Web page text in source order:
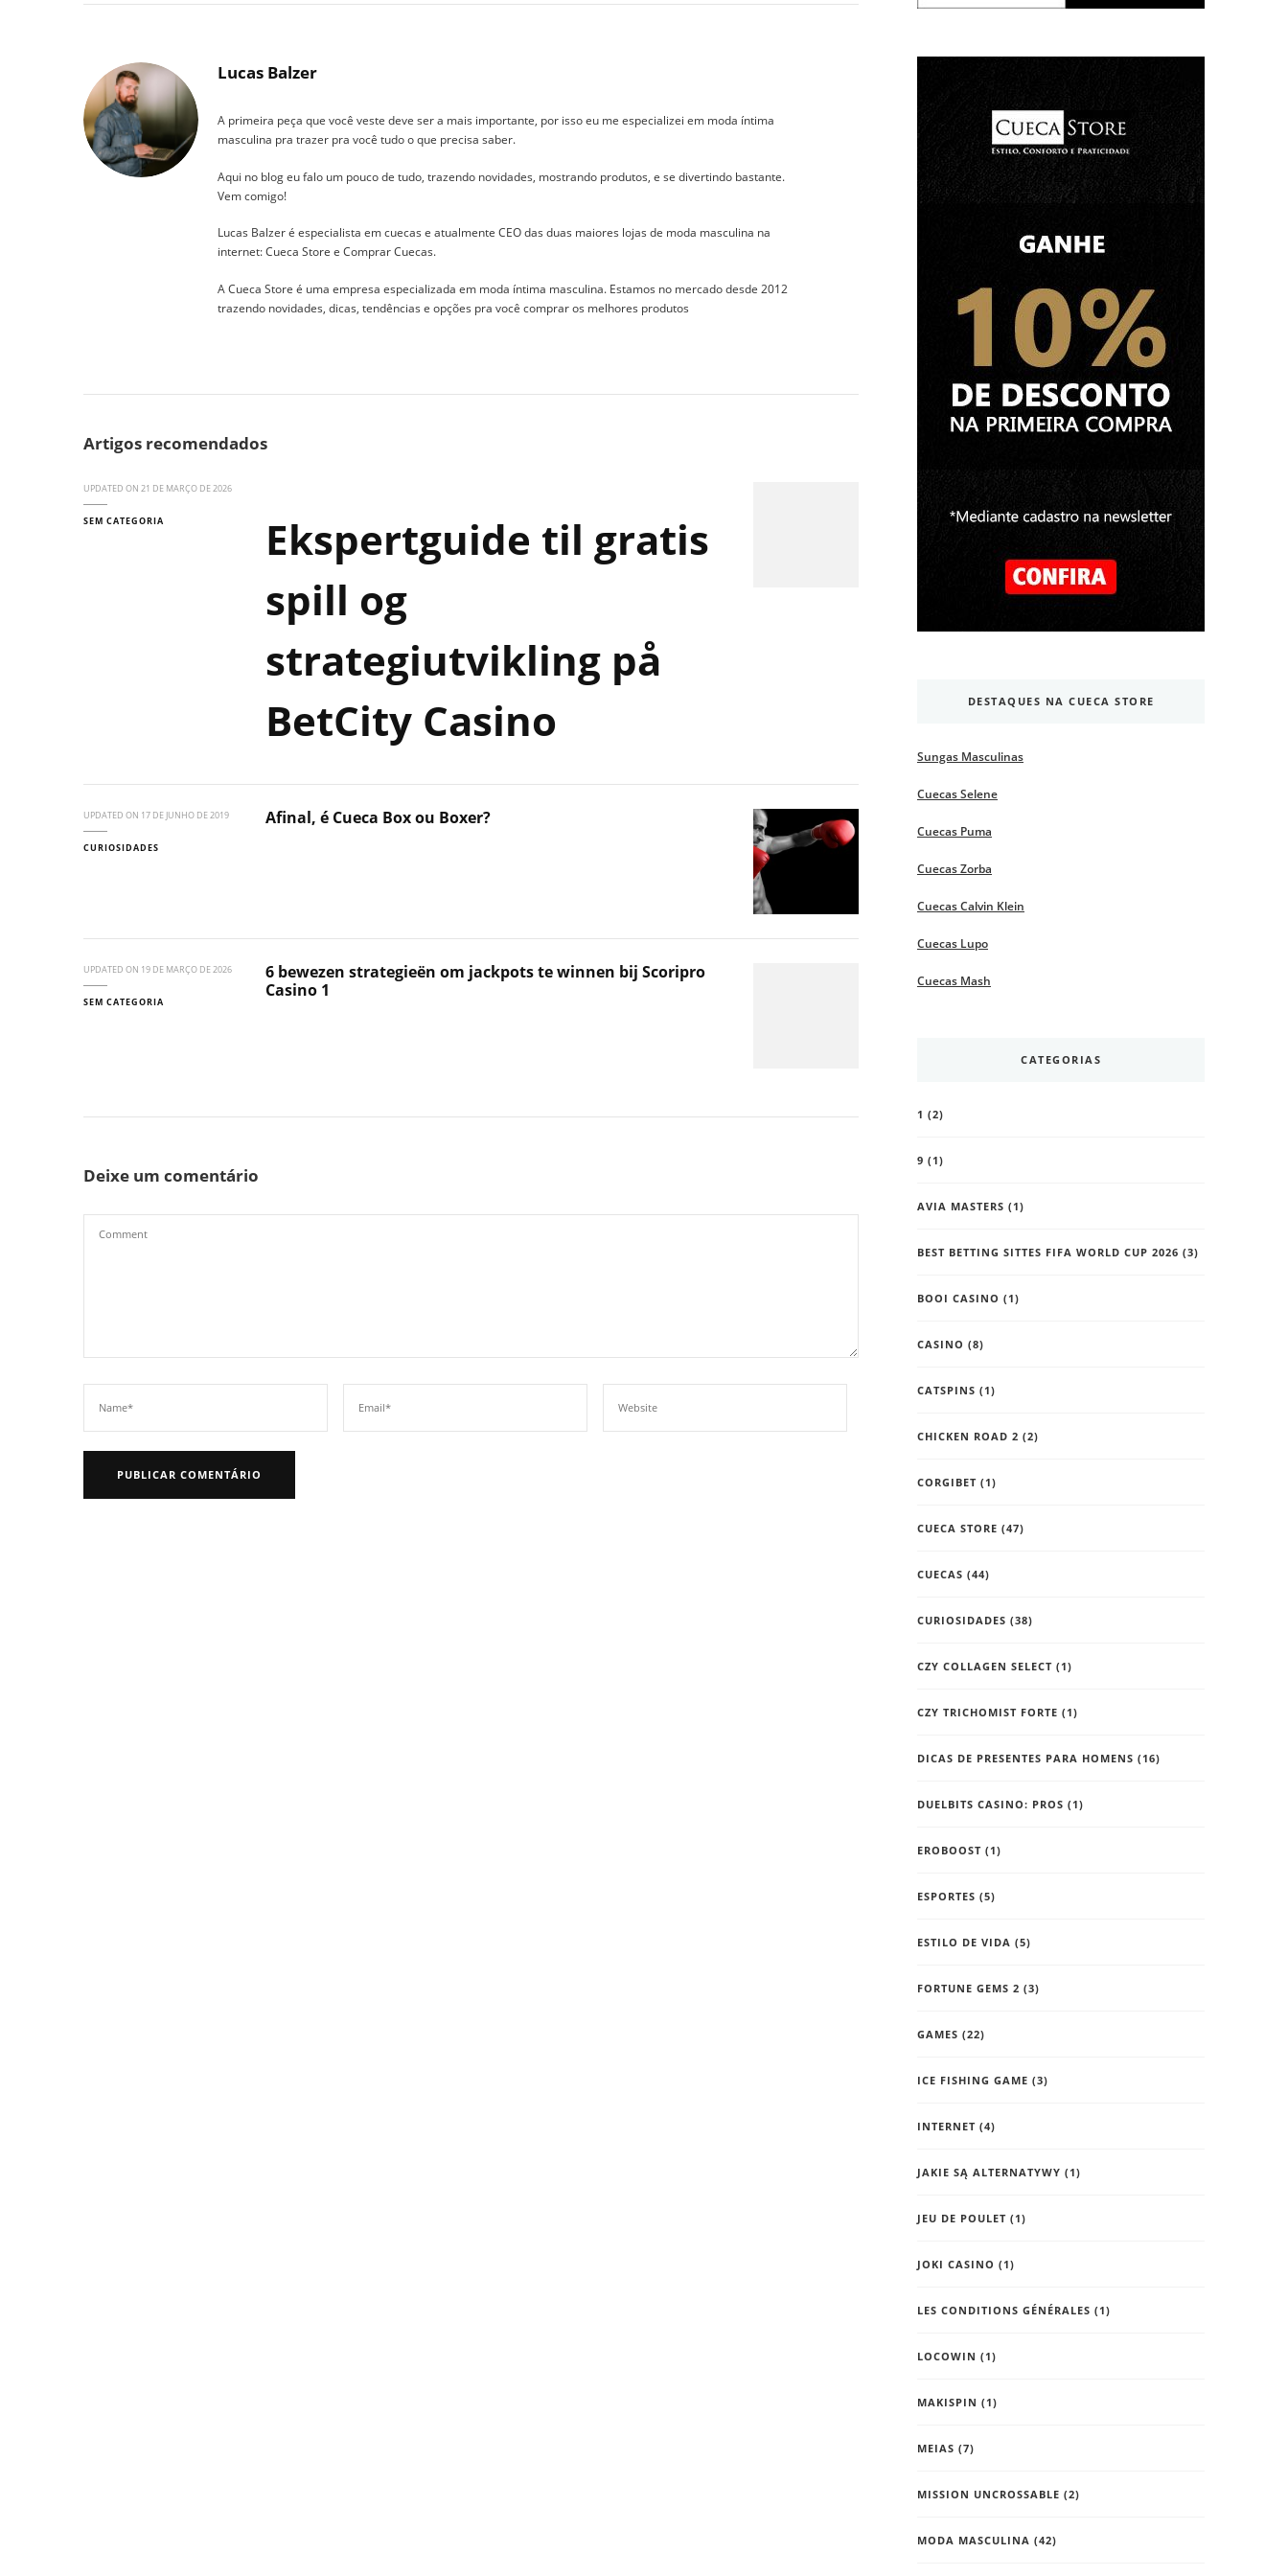
Lucas Balzer
A primeira peça que você veste deve ser a mais importante, por isso eu me especializei em moda íntima
masculina pra trazer pra você tudo o que precisa saber.
Aqui no blog eu falo um pouco de tudo, trazendo novidades, mostrando produtos, e se divertindo bastante.
Vem comigo!
Lucas Balzer é especialista em cuecas e atualmente CEO das duas maiores lojas de moda masculina na
internet: Cueca Store e Comprar Cuecas.
A Cueca Store é uma empresa especializada em moda íntima masculina. Estamos no mercado desde 2012
trazendo novidades, dicas, tendências e opções pra você comprar os melhores produtos
Artigos recomendados
UPDATED ON 21 DE MARÇO DE 2026
SEM CATEGORIA
Ekspertguide til gratis
spill og
strategiutvikling på
BetCity Casino
UPDATED ON 17 DE JUNHO DE 2019
CURIOSIDADES
Afinal, é Cueca Box ou Boxer?
UPDATED ON 19 DE MARÇO DE 2026
SEM CATEGORIA
6 bewezen strategieën om jackpots te winnen bij Scoripro
Casino 1
Deixe um comentário
DESTAQUES NA CUECA STORE
Sungas Masculinas
Cuecas Selene
Cuecas Puma
Cuecas Zorba
Cuecas Calvin Klein
Cuecas Lupo
Cuecas Mash
CATEGORIAS
1 (2)
9 (1)
AVIA MASTERS (1)
BEST BETTING SITTES FIFA WORLD CUP 2026 (3)
BOOI CASINO (1)
CASINO (8)
CATSPINS (1)
CHICKEN ROAD 2 (2)
CORGIBET (1)
CUECA STORE (47)
CUECAS (44)
CURIOSIDADES (38)
CZY COLLAGEN SELECT (1)
CZY TRICHOMIST FORTE (1)
DICAS DE PRESENTES PARA HOMENS (16)
DUELBITS CASINO: PROS (1)
EROBOOST (1)
ESPORTES (5)
ESTILO DE VIDA (5)
FORTUNE GEMS 2 (3)
GAMES (22)
ICE FISHING GAME (3)
INTERNET (4)
JAKIE SĄ ALTERNATYWY (1)
JEU DE POULET (1)
JOKI CASINO (1)
LES CONDITIONS GÉNÉRALES (1)
LOCOWIN (1)
MAKISPIN (1)
MEIAS (7)
MISSION UNCROSSABLE (2)
MODA MASCULINA (42)